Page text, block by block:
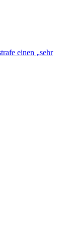
einen „sehr